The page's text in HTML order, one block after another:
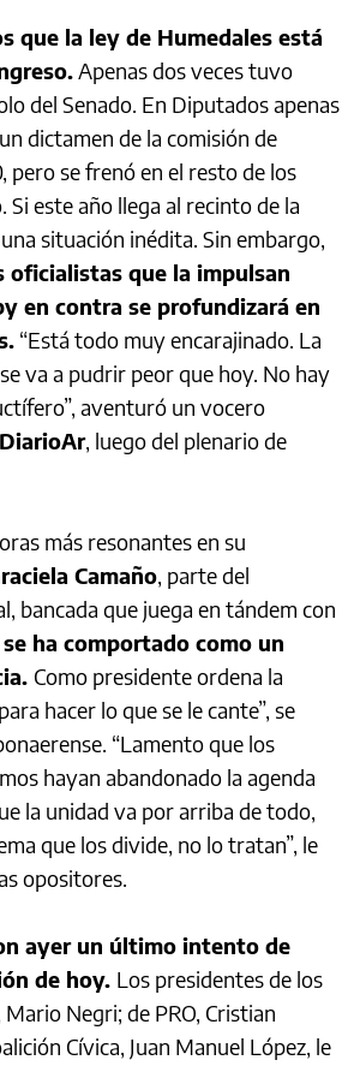
que la ley de Humedales está
Apenas dos veces tuvo
del Senado. En Diputados apenas
dictamen de la comisión de
pero se frenó en el resto de los
Si este año llega al recinto de la
situación inédita. Sin embargo,
oficialistas que la impulsan
en contra se profundizará en
“Está todo muy encarajinado. La
va a pudrir peor que hoy. No hay
aventuró un vocero
, luego del plenario de
más resonantes en su
Camaño, parte del
bancada que juega en tándem con
ha comportado como un
Como presidente ordena la
hacer lo que se le cante”, se
“Lamento que los
hayan abandonado la agenda
la unidad va por arriba de todo,
que los divide, no lo tratan”, le
opositores.
ayer un último intento de
de hoy. Los presidentes de los
Mario Negri; de PRO, Cristian
Cívica, Juan Manuel López, le